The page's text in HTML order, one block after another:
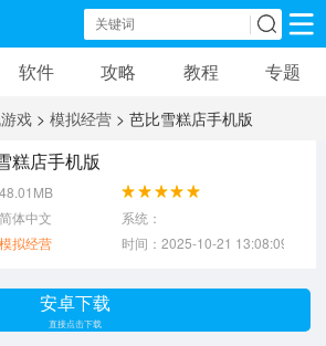
手机软件
卡牌游戏
音乐游戏 传奇游戏
模拟游戏
软件 攻略 教程 专题
戏 > 模拟经营 > 芭比雪糕店手机版
糕店手机版
体中文
系统：
模拟经营 时间：2025-10-21 13:08:09
安卓下载
直接点击下载